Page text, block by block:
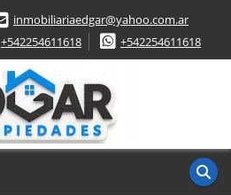
inmobiliariaedgar@yahoo.com.ar
+542254611618
+542254611618